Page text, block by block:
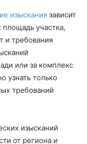
изыскания зависит
площадь участка,
и требования
или за комплекс
узнать только
требований
изысканий
от региона и